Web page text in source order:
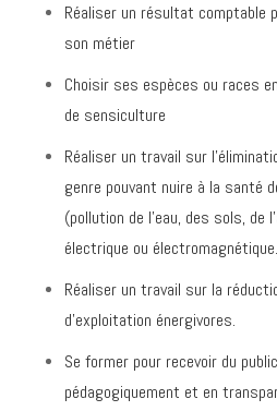
Réaliser un résultat comptable
son métier
Choisir ses espèces ou races
de sensiculture
Réaliser un travail sur
genre pouvant nuire à la santé
(pollution de l’eau, des sols, de
électrique ou
Réaliser un travail sur la
d’exploitation énergivores.
Se former pour recevoir du
pédagogiquement et en